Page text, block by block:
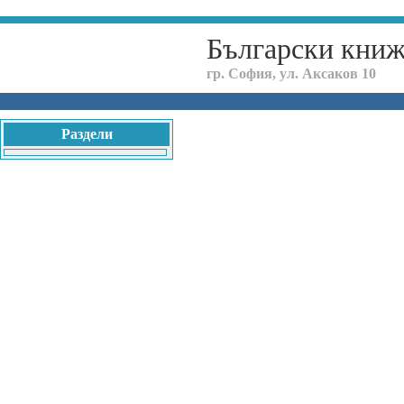
Български
гр. София, ул. Аксаков 10
Раздели